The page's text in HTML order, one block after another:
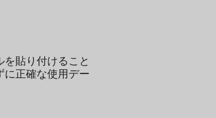
貼り付けること
に正確な使用デー